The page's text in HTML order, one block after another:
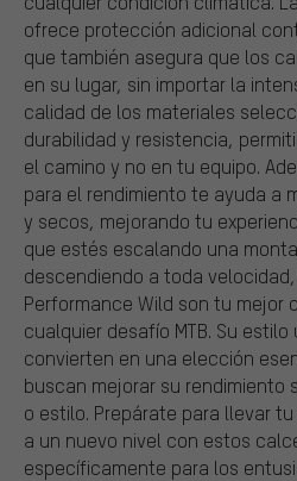
ofrece protección adicional
que también asegura que los
en su lugar, sin importar la
calidad de los materiales
durabilidad y resistencia,
el camino y no en tu equipo.
para el rendimiento te ayuda a
y secos, mejorando tu
que estés escalando una
descendiendo a toda
Performance Wild son tu mejor
cualquier desafío MTB. Su
convierten en una elección
buscan mejorar su rendimiento
o estilo. Prepárate para llevar
a un nuevo nivel con estos
específicamente para los